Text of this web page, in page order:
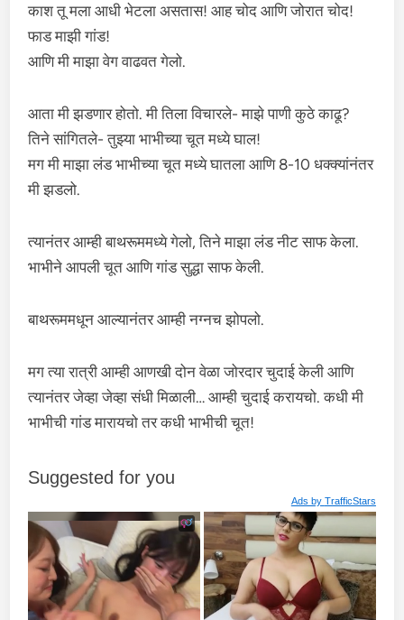
काश तू मला आधी भेटला असतास! आह चोद आणि जोरात चोद!
फाड माझी गांड!
आणि मी माझा वेग वाढवत गेलो.
आता मी झडणार होतो. मी तिला विचारले- माझे पाणी कुठे काढू?
तिने सांगितले- तुझ्या भाभीच्या चूत मध्ये घाल!
मग मी माझा लंड भाभीच्या चूत मध्ये घातला आणि 8-10 धक्क्यांनंतर
मी झडलो.
त्यानंतर आम्ही बाथरूममध्ये गेलो, तिने माझा लंड नीट साफ केला.
भाभीने आपली चूत आणि गांड सुद्धा साफ केली.
बाथरूममधून आल्यानंतर आम्ही नग्नच झोपलो.
मग त्या रात्री आम्ही आणखी दोन वेळा जोरदार चुदाई केली आणि
त्यानंतर जेव्हा जेव्हा संधी मिळाली… आम्ही चुदाई करायचो. कधी मी
भाभीची गांड मारायचो तर कधी भाभीची चूत!
Suggested for you
Ads by TrafficStars